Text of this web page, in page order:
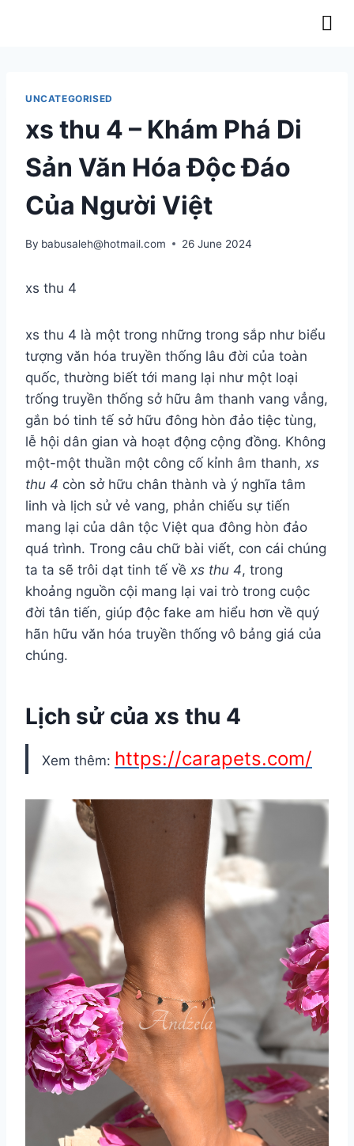
UNCATEGORISED
xs thu 4 – Khám Phá Di
Sản Văn Hóa Độc Đáo
Của Người Việt
By babusaleh@hotmail.com 26 June 2024
xs thu 4
xs thu 4 là một trong những trong sắp như biểu
tượng văn hóa truyền thống lâu đời của toàn
quốc, thường biết tới mang lại như một loại
trống truyền thống sở hữu âm thanh vang vẳng,
gắn bó tinh tế sở hữu đông hòn đảo tiệc tùng,
lễ hội dân gian và hoạt động cộng đồng. Không
một-một thuần một công cố kỉnh âm thanh, xs
thu 4 còn sở hữu chân thành và ý nghĩa tâm
linh và lịch sử vẻ vang, phản chiếu sự tiến
mang lại của dân tộc Việt qua đông hòn đảo
quá trình. Trong câu chữ bài viết, con cái chúng
ta ta sẽ trôi dạt tinh tế về xs thu 4, trong
khoảng nguồn cội mang lại vai trò trong cuộc
đời tân tiến, giúp độc fake am hiểu hơn về quý
hãn hữu văn hóa truyền thống vô bảng giá của
chúng.
Lịch sử của xs thu 4
Xem thêm: https://carapets.com/